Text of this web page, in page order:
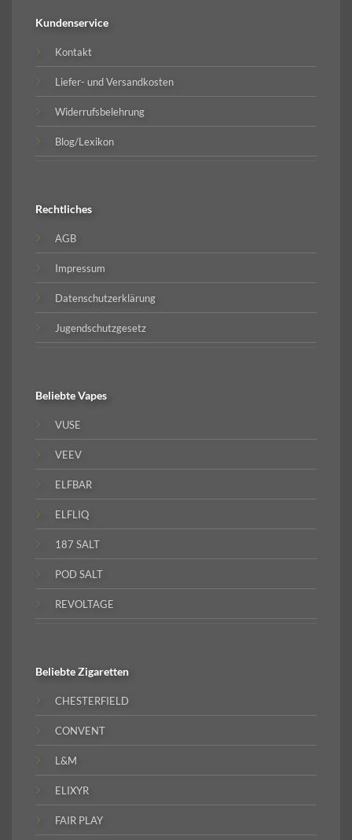
Kundenservice
Kontakt
Liefer- und Versandkosten
Widerrufsbelehrung
Blog/Lexikon
Rechtliches
AGB
Impressum
Datenschutzerklärung
Jugendschutzgesetz
BeliebteVapes
VUSE
VEEV
ELFBAR
ELFLIQ
187 SALT
POD SALT
REVOLTAGE
BeliebteZigaretten
CHESTERFIELD
CONVENT
L&M
ELIXYR
FAIR PLAY